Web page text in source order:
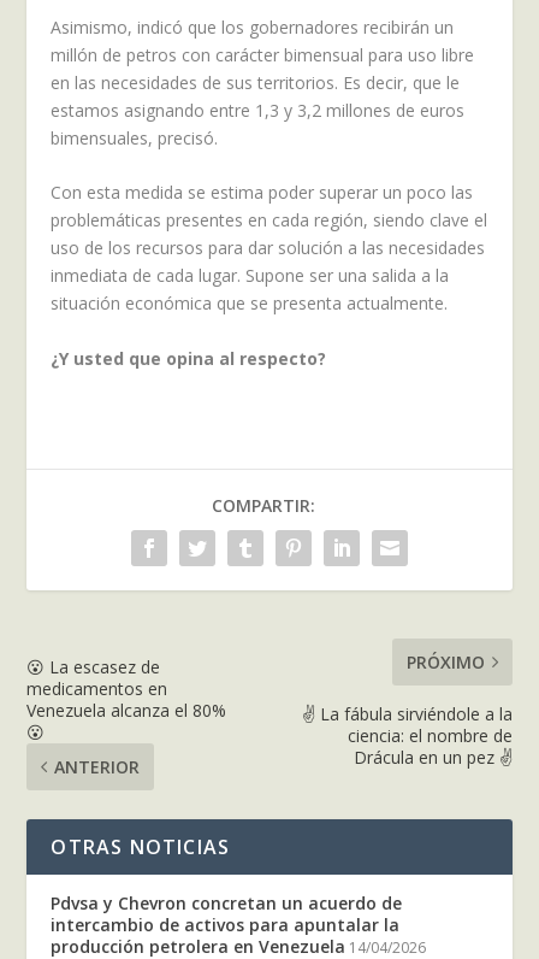
Asimismo, indicó que los gobernadores recibirán un
millón de petros con carácter bimensual para uso libre
en las necesidades de sus territorios. Es decir, que le
estamos asignando entre 1,3 y 3,2 millones de euros
bimensuales, precisó.
Con esta medida se estima poder superar un poco las
problemáticas presentes en cada región, siendo clave el
uso de los recursos para dar solución a las necesidades
inmediata de cada lugar. Supone ser una salida a la
situación económica que se presenta actualmente.
¿Y usted que opina al respecto?
COMPARTIR:
😮 La escasez de
medicamentos en
Venezuela alcanza el 80%
😮
ANTERIOR
PRÓXIMO
✌ La fábula sirviéndole a la
ciencia: el nombre de
Drácula en un pez ✌
OTRAS NOTICIAS
Pdvsa y Chevron concretan un acuerdo de
intercambio de activos para apuntalar la
producción petrolera en Venezuela 14/04/2026